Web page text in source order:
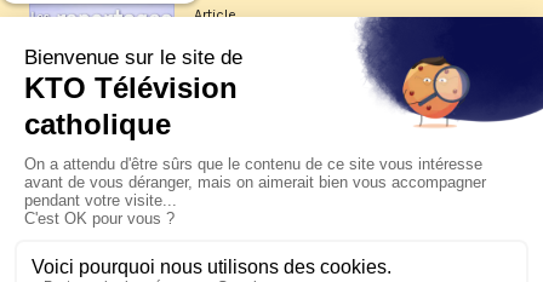
Article
Les reportages d'été 2026 de KTO
La visite pastorale du pape Léon
XIV à Assise à suivre sur KTO le
jeudi 6 août
Le pape en Uruguay, Argentine et